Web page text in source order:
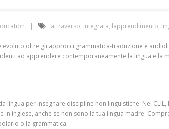
attraverso, integrata, lapprendimento,
evoluto oltre gli approcci grammatica-traduzione e
ad apprendere contemporaneamente la lingua e la
lingua per insegnare discipline non linguistiche. Nel
inglese, anche se non sono la tua lingua madre.
o la grammatica.